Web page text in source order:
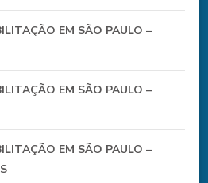
EM SÃO PAULO –
EM SÃO PAULO –
EM SÃO PAULO –